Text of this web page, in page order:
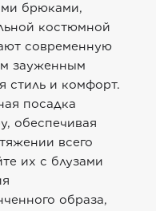
брюками,
костюмной
современную
зауженным
стиль и комфорт.
посадка
обеспечивая
всего
их с блузами
образа,